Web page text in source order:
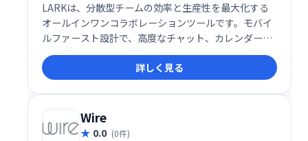
LARKは、分散型チームの効率と生産性を最大化する
オールインワンコラボレーションツールです。モバイ
ルファースト設計で、高度なチャット、カレンダー、
ドキュメント作成機能などを統合。あらゆる規模のチ
ームがシームレスな連携を実現し、仕事への満足度を
高めることができます。直感的なインターフェースと
豊富な機能で、スムーズなワークフローをサポートし
ます。
詳しく見る
Wire
0.0 (0件)